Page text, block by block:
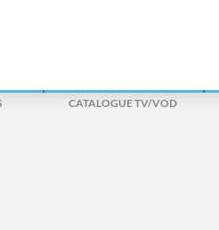
CATALOGUE TV/VOD